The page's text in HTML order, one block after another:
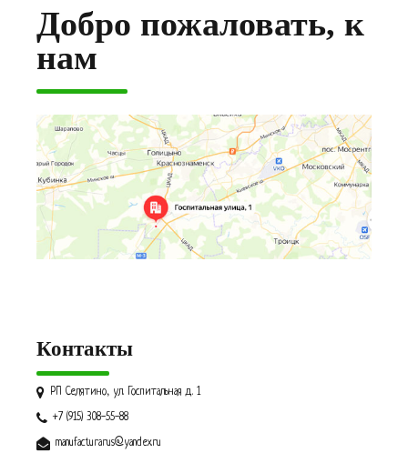
Добро пожаловать, к
нам
Контакты
РП Селятино, ул. Госпитальная д. 1
+7 (915) 308-55-88
manufacturarus@yandex.ru